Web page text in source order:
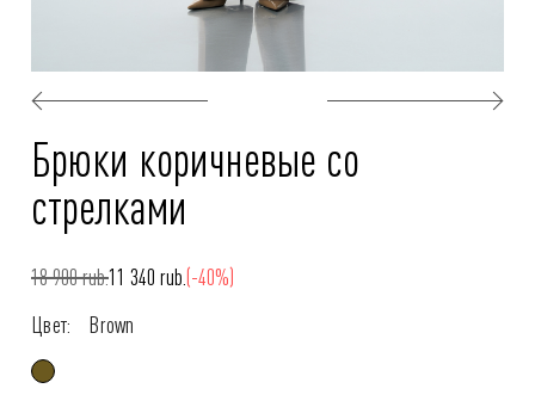
Брюки коричневые со
стрелками
18 900 rub.11 340 rub.(-40%)
Цвет:
Brown